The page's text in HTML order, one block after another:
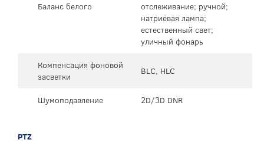
Баланс белого
отслеживание; ручной;
натриевая лампа;
естественный свет;
уличный фонарь
Компенсация фоновой
засветки
BLC, HLC
Шумоподавление 2D/3D DNR
PTZ